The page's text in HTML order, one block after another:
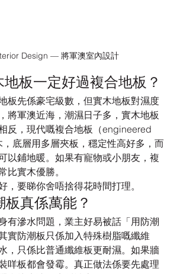
Design — 將軍澳室內設計
地板一定好過複合地板？
板先係豪宅級數，但實木地板對濕度
將軍澳近海，潮濕日子多，實木地板
反，現代嘅複合地板（engineered
底層用多層夾板，穩定性高好多，而
以鋪地暖。如果有寵物或小朋友，複
比實木優勝。
，要睇你舍唔捨得花時間打理。
板真係萬能？
有滲水問題，業主好易被話「用防潮
實防潮板只係加入特殊樹脂嘅纖維
，只係比普通纖維板更耐濕。如果牆
咩板都會發霉。真正做法係要先處理